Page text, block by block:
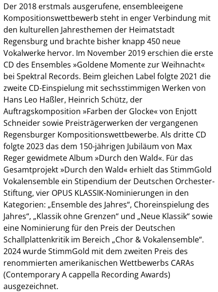
Der 2018 erstmals ausgerufene, ensembleeigene
Kompositionswettbewerb steht in enger Verbindung mit
den kulturellen Jahresthemen der Heimatstadt
Regensburg und brachte bisher knapp 450 neue
Vokalwerke hervor. Im November 2019 erschien die erste
CD des Ensembles »Goldene Momente zur Weihnacht«
bei Spektral Records. Beim gleichen Label folgte 2021 die
zweite CD-Einspielung mit sechsstimmigen Werken von
Hans Leo Haßler, Heinrich Schütz, der
Auftragskomposition »Farben der Glocke« von Enjott
Schneider sowie Preisträgerwerken der vergangenen
Regensburger Kompositionswettbewerbe. Als dritte CD
folgte 2023 das dem 150-jährigen Jubiläum von Max
Reger gewidmete Album »Durch den Wald«. Für das
Gesamtprojekt »Durch den Wald« erhielt das StimmGold
Vokalensemble ein Stipendium der Deutschen Orchester-
Stiftung, vier OPUS KLASSIK-Nominierungen in den
Kategorien: „Ensemble des Jahres“, Choreinspielung des
Jahres“, „Klassik ohne Grenzen“ und „Neue Klassik“ sowie
eine Nominierung für den Preis der Deutschen
Schallplattenkritik im Bereich „Chor & Vokalensemble“.
2024 wurde StimmGold mit dem zweiten Preis des
renommierten amerikanischen Wettbewerbs CARAs
(Contemporary A cappella Recording Awards)
ausgezeichnet.